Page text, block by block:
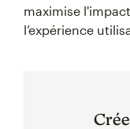
maximise
l’expérience